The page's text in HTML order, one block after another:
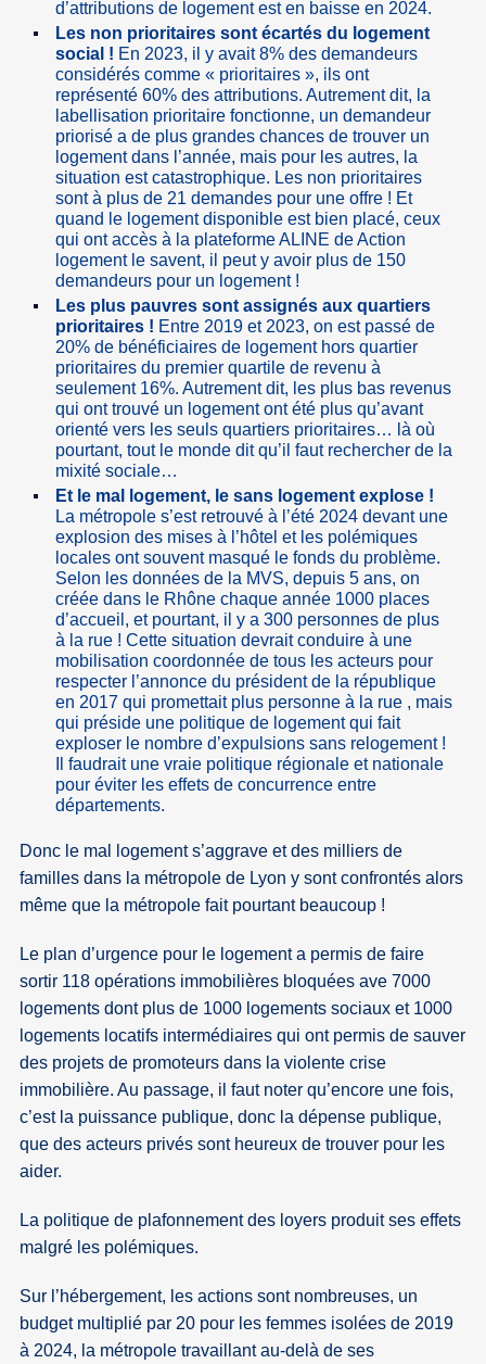
d’attributions de logement est en baisse en 2024.
Les non prioritaires sont écartés du logement
social ! En 2023, il y avait 8% des demandeurs
considérés comme « prioritaires », ils ont
représenté 60% des attributions. Autrement dit, la
labellisation prioritaire fonctionne, un demandeur
priorisé a de plus grandes chances de trouver un
logement dans l’année, mais pour les autres, la
situation est catastrophique. Les non prioritaires
sont à plus de 21 demandes pour une offre ! Et
quand le logement disponible est bien placé, ceux
qui ont accès à la plateforme ALINE de Action
logement le savent, il peut y avoir plus de 150
demandeurs pour un logement !
Les plus pauvres sont assignés aux quartiers
prioritaires ! Entre 2019 et 2023, on est passé de
20% de bénéficiaires de logement hors quartier
prioritaires du premier quartile de revenu à
seulement 16%. Autrement dit, les plus bas revenus
qui ont trouvé un logement ont été plus qu’avant
orienté vers les seuls quartiers prioritaires… là où
pourtant, tout le monde dit qu’il faut rechercher de la
mixité sociale…
Et le mal logement, le sans logement explose !
La métropole s’est retrouvé à l’été 2024 devant une
explosion des mises à l’hôtel et les polémiques
locales ont souvent masqué le fonds du problème.
Selon les données de la MVS, depuis 5 ans, on
créée dans le Rhône chaque année 1000 places
d’accueil, et pourtant, il y a 300 personnes de plus
à la rue ! Cette situation devrait conduire à une
mobilisation coordonnée de tous les acteurs pour
respecter l’annonce du président de la république
en 2017 qui promettait plus personne à la rue , mais
qui préside une politique de logement qui fait
exploser le nombre d’expulsions sans relogement !
Il faudrait une vraie politique régionale et nationale
pour éviter les effets de concurrence entre
départements.
Donc le mal logement s’aggrave et des milliers de
familles dans la métropole de Lyon y sont confrontés alors
même que la métropole fait pourtant beaucoup !
Le plan d’urgence pour le logement a permis de faire
sortir 118 opérations immobilières bloquées ave 7000
logements dont plus de 1000 logements sociaux et 1000
logements locatifs intermédiaires qui ont permis de sauver
des projets de promoteurs dans la violente crise
immobilière. Au passage, il faut noter qu’encore une fois,
c’est la puissance publique, donc la dépense publique,
que des acteurs privés sont heureux de trouver pour les
aider.
La politique de plafonnement des loyers produit ses effets
malgré les polémiques.
Sur l’hébergement, les actions sont nombreuses, un
budget multiplié par 20 pour les femmes isolées de 2019
à 2024, la métropole travaillant au-delà de ses